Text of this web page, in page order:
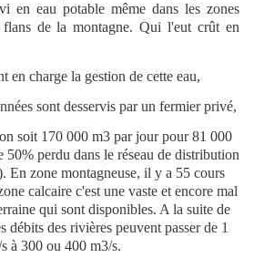
en eau potable même dans les zones
de la montagne. Qui l'eut crût en
en charge la gestion de cette eau,
sont desservis par un fermier privé,
soit 170 000 m3 par jour pour 81 000
50% perdu dans le réseau de distribution
En zone montagneuse, il y a 55 cours
calcaire c'est une vaste et encore mal
qui sont disponibles. A la suite de
débits des rivières peuvent passer de 1
à 300 ou 400 m3/s.